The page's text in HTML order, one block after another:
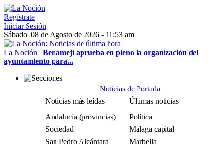
Regístrate
Iniciar Sesión
Sábado, 08 de Agosto de 2026 - 11:53 am
La Noción | Benamejí aprueba en pleno la organización del
ayuntamiento para...
Noticias de Portada
Noticias más leídas
Últimas noticias
Andalucía (provincias)
Política
Sociedad
Málaga capital
San Pedro Alcántara
Marbella